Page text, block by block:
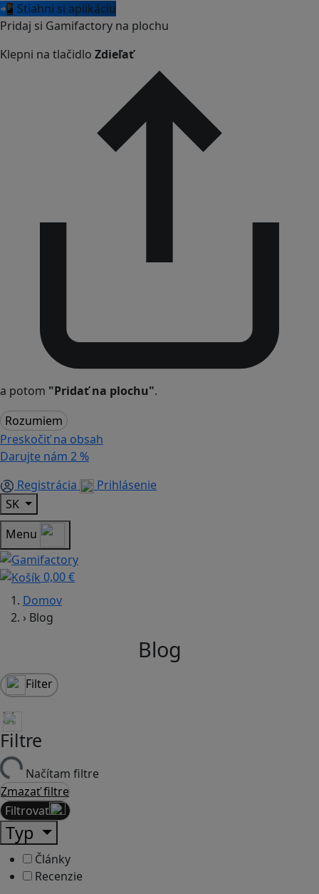
📲 Stiahni si aplikáciu
Pridaj si Gamifactory na plochu
Klepni na tlačidlo Zdieľať
a potom "Pridať na plochu".
Rozumiem
Preskočiť na obsah
Darujte nám 2 %
Registrácia
Prihlásenie
SK
Menu
0,00 €
Domov
› Blog
Blog
Filter
Filtre
Načítam filtre
Zmazať filtre
Filtrovať
Typ
Články
Recenzie